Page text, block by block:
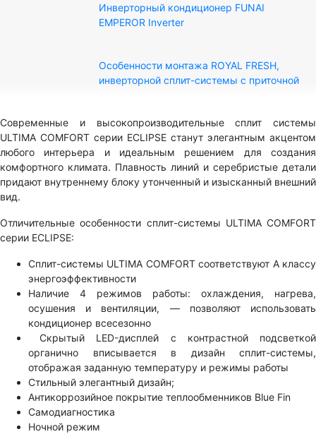
Инверторный кондиционер FUNAI
EMPEROR Inverter
Особенности монтажа ROYAL FRESH,
инверторной сплит-системы с приточной
Комфортные кондиционеры HITACHI в
России!
Установка зимнего комплекта (РДК-9.6) на
Инверторные сплит-системы ROLAND
WIZARD
Инверторные сплит-системы VELA NUOVA
от ROYAL Clima
Классические сплит-системы VELA NUOVA
от ROYAL Clima
Современные и высокопроизводительные сплит системы
ULTIMA COMFORT серии ECLIPSE станут элегантным акцентом
любого интерьера и идеальным решением для создания
комфортного климата. Плавность линий и серебристые детали
придают внутреннему блоку утонченный и изысканный внешний
вид.
Отличительные особенности сплит-системы ULTIMA COMFORT
серии ECLIPSE:
Сплит-системы ULTIMA COMFORT соответствуют A классу
энергоэффективности
Наличие 4 режимов работы: охлаждения, нагрева,
осушения и вентиляции, — позволяют использовать
кондиционер всесезонно
Скрытый LED-дисплей с контрастной подсветкой
органично вписывается в дизайн сплит-системы,
отображая заданную температуру и режимы работы
Стильный элегантный дизайн;
Антикоррозийное покрытие теплообменников Blue Fin
Самодиагностика
Ночной режим